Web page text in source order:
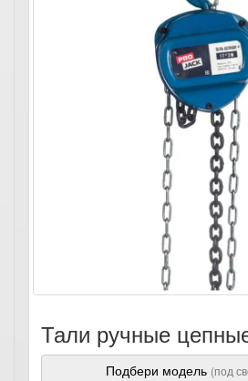
Тали ручные
Подбери модель (под